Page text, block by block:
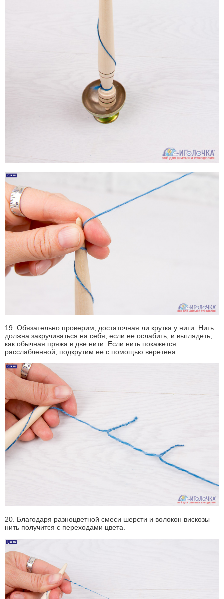
19. Обязательно проверим, достаточная ли крутка у нити. Нить
должна закручиваться на себя, если ее ослабить, и выглядеть,
как обычная пряжа в две нити. Если нить покажется
расслабленной, подкрутим ее с помощью веретена.
20. Благодаря разноцветной смеси шерсти и волокон вискозы
нить получится с переходами цвета.